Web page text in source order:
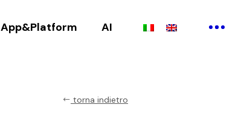
App&Platform AI
torna indietro